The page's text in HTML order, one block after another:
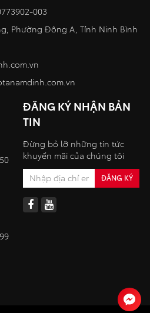
003
Phường Đông A, Tỉnh Ninh Bình
ĐĂNG KÝ NHẬN BẢN
TIN
Đừng bỏ lỡ những tin tức
khuyến mãi của chúng tôi